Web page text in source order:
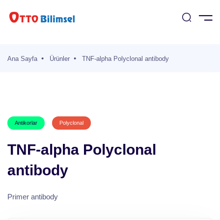
Ana Sayfa Ürünler TNF-alpha Polyclonal antibody
Antikorlar Polyclonal
TNF-alpha Polyclonal
antibody
Primer antibody